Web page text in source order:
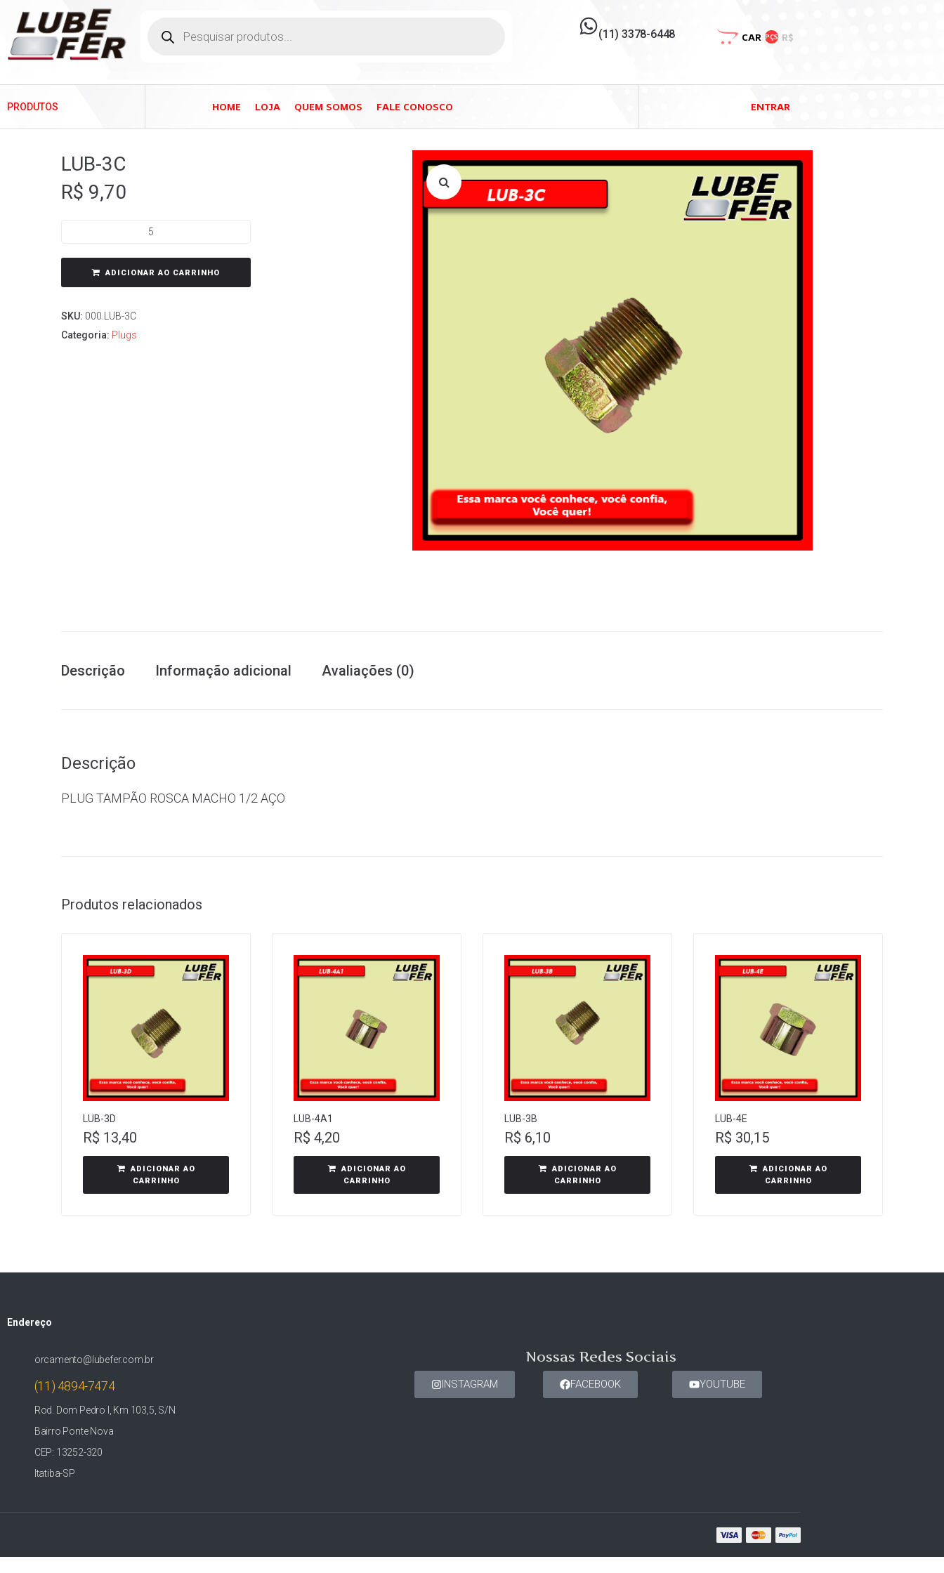
(11) 3378-6448 CAR PÇS R$
PRODUTOS HOME LOJA QUEM SOMOS FALE CONOSCO ENTRAR
LUB-3C
R$ 9,70
ADICIONAR AO CARRINHO
SKU: 000.LUB-3C
Categoria: Plugs
Descrição Informação adicional Avaliações (0)
Descrição
PLUG TAMPÃO ROSCA MACHO 1/2 AÇO
Produtos relacionados
LUB-3D
R$ 13,40
ADICIONAR AO
CARRINHO
LUB-4A1
R$ 4,20
ADICIONAR AO
CARRINHO
LUB-3B
R$ 6,10
ADICIONAR AO
CARRINHO
LUB-4E
R$ 30,15
ADICIONAR AO
CARRINHO
Endereço
orcamento@lubefer.com.br
(11) 4894-7474
Rod. Dom Pedro I, Km 103,5, S/N
Bairro Ponte Nova
CEP: 13252-320
Itatiba-SP
Nossas Redes Sociais
INSTAGRAM FACEBOOK YOUTUBE